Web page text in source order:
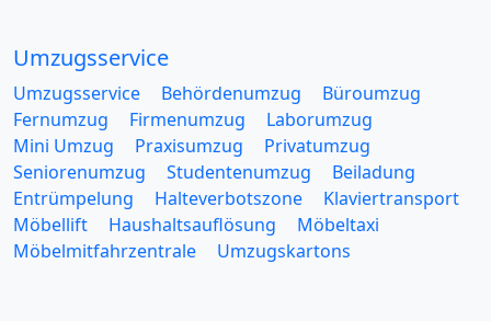
Umzugsservice
Umzugsservice Behördenumzug
Büroumzug
Fernumzug
Firmenumzug
Laborumzug
Mini Umzug
Praxisumzug
Privatumzug
Seniorenumzug
Studentenumzug
Beiladung
Entrümpelung
Halteverbotszone
Klaviertransport
Möbellift
Haushaltsauflösung
Möbeltaxi
Möbelmitfahrzentrale
Umzugskartons